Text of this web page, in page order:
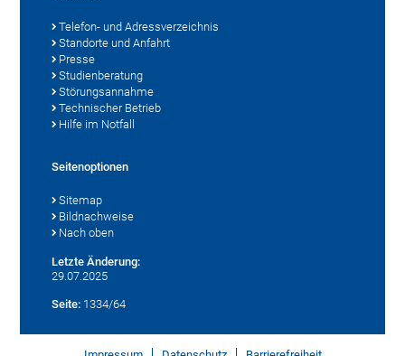
Telefon- und Adressverzeichnis
Standorte und Anfahrt
Presse
Studienberatung
Störungsannahme
Technischer Betrieb
Hilfe im Notfall
Seitenoptionen
Sitemap
Bildnachweise
Nach oben
Letzte Änderung:
29.07.2025
Seite: 1334/64